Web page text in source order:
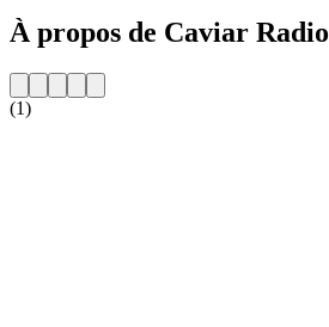
À propos de Caviar Radio
(1)